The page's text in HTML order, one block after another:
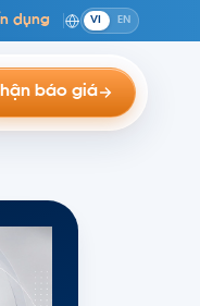
dụng VI EN
báo giá